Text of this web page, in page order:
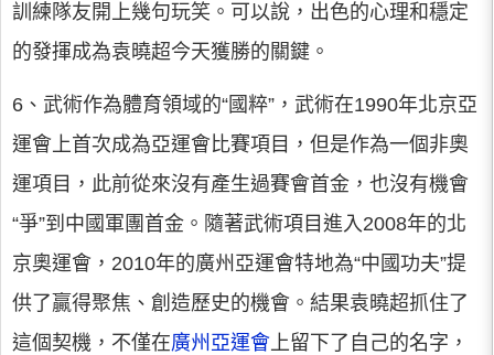
訓練隊友開上幾句玩笑。可以說，出色的心理和穩定
的發揮成為袁曉超今天獲勝的關鍵。
6、武術作為體育領域的“國粹”，武術在1990年北京亞
運會上首次成為亞運會比賽項目，但是作為一個非奧
運項目，此前從來沒有產生過賽會首金，也沒有機會
“爭”到中國軍團首金。隨著武術項目進入2008年的北
京奧運會，2010年的廣州亞運會特地為“中國功夫”提
供了贏得聚焦、創造歷史的機會。結果袁曉超抓住了
這個契機，不僅在廣州亞運會上留下了自己的名字，